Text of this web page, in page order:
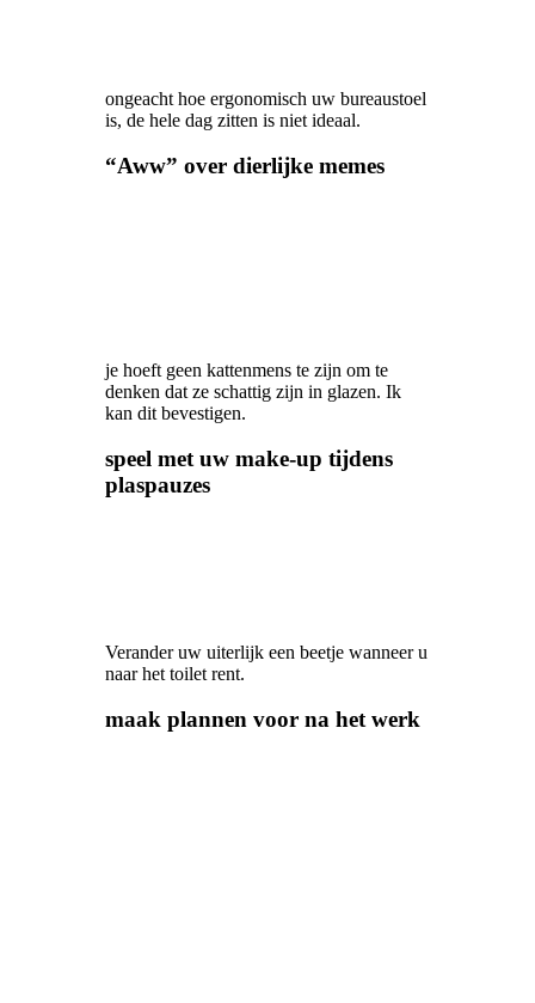
ongeacht hoe ergonomisch uw bureaustoel
is, de hele dag zitten is niet ideaal.
“Aww” over dierlijke memes
je hoeft geen kattenmens te zijn om te
denken dat ze schattig zijn in glazen. Ik
kan dit bevestigen.
speel met uw make-up tijdens
plaspauzes
Verander uw uiterlijk een beetje wanneer u
naar het toilet rent.
maak plannen voor na het werk